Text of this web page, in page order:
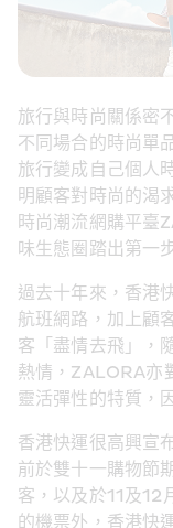
旅行與時尚關係密
不同場合的時尚單
旅行變成自己個人
明顧客對時尚的渴
時尚潮流網購平臺
味生態圈踏出第一
過去十年來，香港
航班網路，加上顧
客「盡情去飛」，
熱情，ZALORA亦
靈活彈性的特質，
香港快運很高興宣
前於雙十一購物節
客，以及於11及12
的機票外，香港快